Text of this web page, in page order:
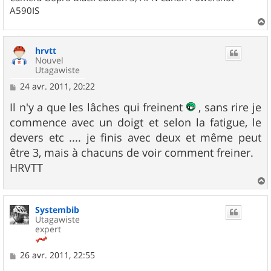
A590IS
a
hrvtt
Nouvel
Utagawiste
M
s
s
a
g
e
24 avr. 2011, 20:22
Il n'y a que les lâches qui freinent
, sans rire je
commence avec un doigt et selon la fatigue, le
devers etc .... je finis avec deux et même peut
être 3, mais à chacuns de voir comment freiner.
HRVTT
a
u
Systembib
Utagawiste
expert
M
26 avr. 2011, 22:55